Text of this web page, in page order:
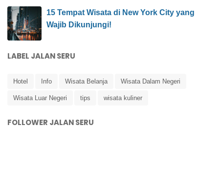
15 Tempat Wisata di New York City yang
Wajib Dikunjungi!
LABEL JALAN SERU
Hotel Info Wisata Belanja Wisata Dalam Negeri
Wisata Luar Negeri tips wisata kuliner
FOLLOWER JALAN SERU